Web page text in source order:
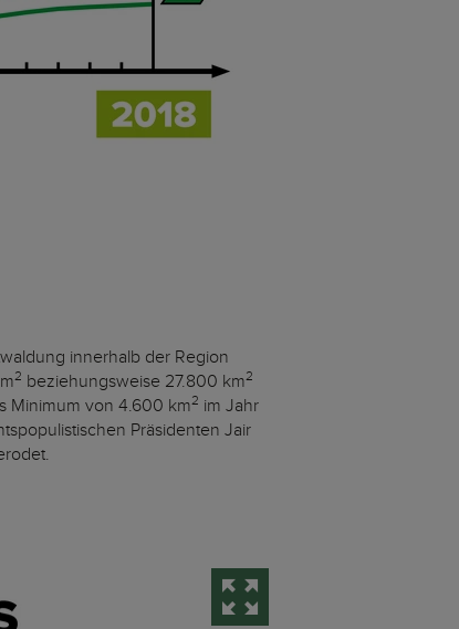
innerhalb der Region
2 beziehungsweise 27.800 km2
Minimum von 4.600 km2 im Jahr
Präsidenten Jair